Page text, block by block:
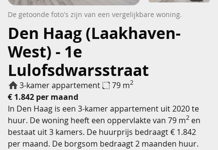
Den Haag (Laakhaven-
West) - 1e
Lulofsdwarsstraat
3-kamer appartement 79 m2
€ 1.842 per maand
De getoonde foto's zijn van een vergelijkbare woning.
In Den Haag is een 3-kamer appartement uit 2020 te
huur. De woning heeft een oppervlakte van 79 m2 en
bestaat uit 3 kamers. De huurprijs bedraagt € 1.842
per maand. De borgsom bedraagt 2 maanden huur.